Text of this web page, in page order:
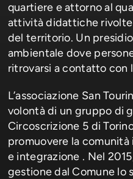
quartiere e attorno al
attività didattiche rivolte
del territorio. Un
ambientale dove
ritrovarsi a contatto con
L’associazione San
volontà di un gruppo di
Circoscrizione 5 di
promuovere la
e integrazione . Nel
gestione dal Comune lo